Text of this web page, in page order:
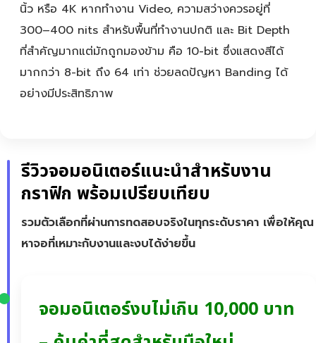
นิ้ว หรือ 4K หากทำงาน Video, ความสว่างควรอยู่ที่
300–400 nits สำหรับพื้นที่ทำงานปกติ และ Bit Depth
ที่สำคัญมากแต่มักถูกมองข้าม คือ 10-bit ซึ่งแสดงสีได้
มากกว่า 8-bit ถึง 64 เท่า ช่วยลดปัญหา Banding ได้
อย่างมีประสิทธิภาพ
รีวิวจอมอนิเตอร์แนะนำสำหรับงาน
กราฟิก พร้อมเปรียบเทียบ
รวมตัวเลือกที่ผ่านการทดสอบจริงในทุกระดับราคา เพื่อให้คุณ
หาจอที่เหมาะกับงานและงบได้ง่ายขึ้น
จอมอนิเตอร์งบไม่เกิน 10,000 บาท